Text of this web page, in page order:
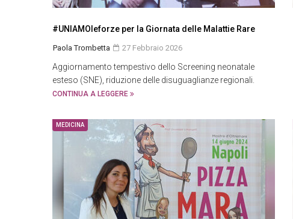
#UNIAMOleforze per la Giornata delle Malattie Rare
Paola Trombetta 27 Febbraio 2026
Aggiornamento tempestivo dello Screening neonatale
esteso (SNE), riduzione delle disuguaglianze regionali.
CONTINUA A LEGGERE
MEDICINA